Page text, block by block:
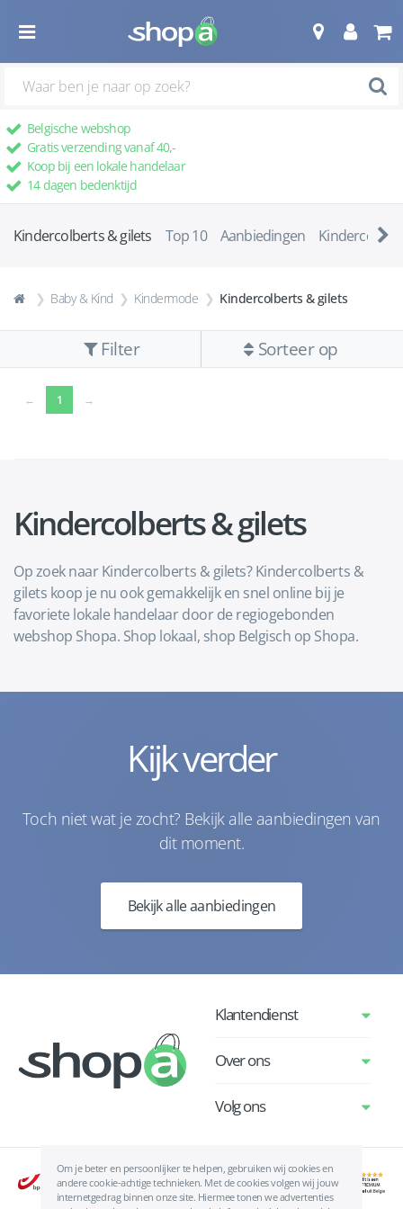
Belgische webshop
Gratis verzending vanaf 40,-
Koop bij een lokale handelaar
14 dagen bedenktijd
Kindercolberts & gilets Top 10 Aanbiedingen
Baby & Kind Kindermode Kindercolberts & gilets
Filter Sorteer op
← 1 (current)
→
Kindercolberts & gilets
Op zoek naar Kindercolberts & gilets? Kindercolberts &
gilets koop je nu ook gemakkelijk en snel online bij je
favoriete lokale handelaar door de regiogebonden
webshop Shopa. Shop lokaal, shop Belgisch op Shopa.
Kijk verder
Toch niet wat je zocht? Bekijk alle aanbiedingen van
dit moment.
Bekijk alle aanbiedingen
Om je beter en persoonlijker te helpen, gebruiken wij cookies en
andere cookie-achtige technieken. Met de cookies volgen wij jouw
internetgedrag binnen onze site. Hiermee tonen we advertenties
Klantendienst
Over ons
Volg ons